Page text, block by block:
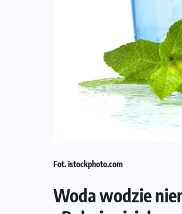
Fot. istockphoto.com
Woda wodzie
BEZ KATEGORII
warto włączyć
26-07-2026